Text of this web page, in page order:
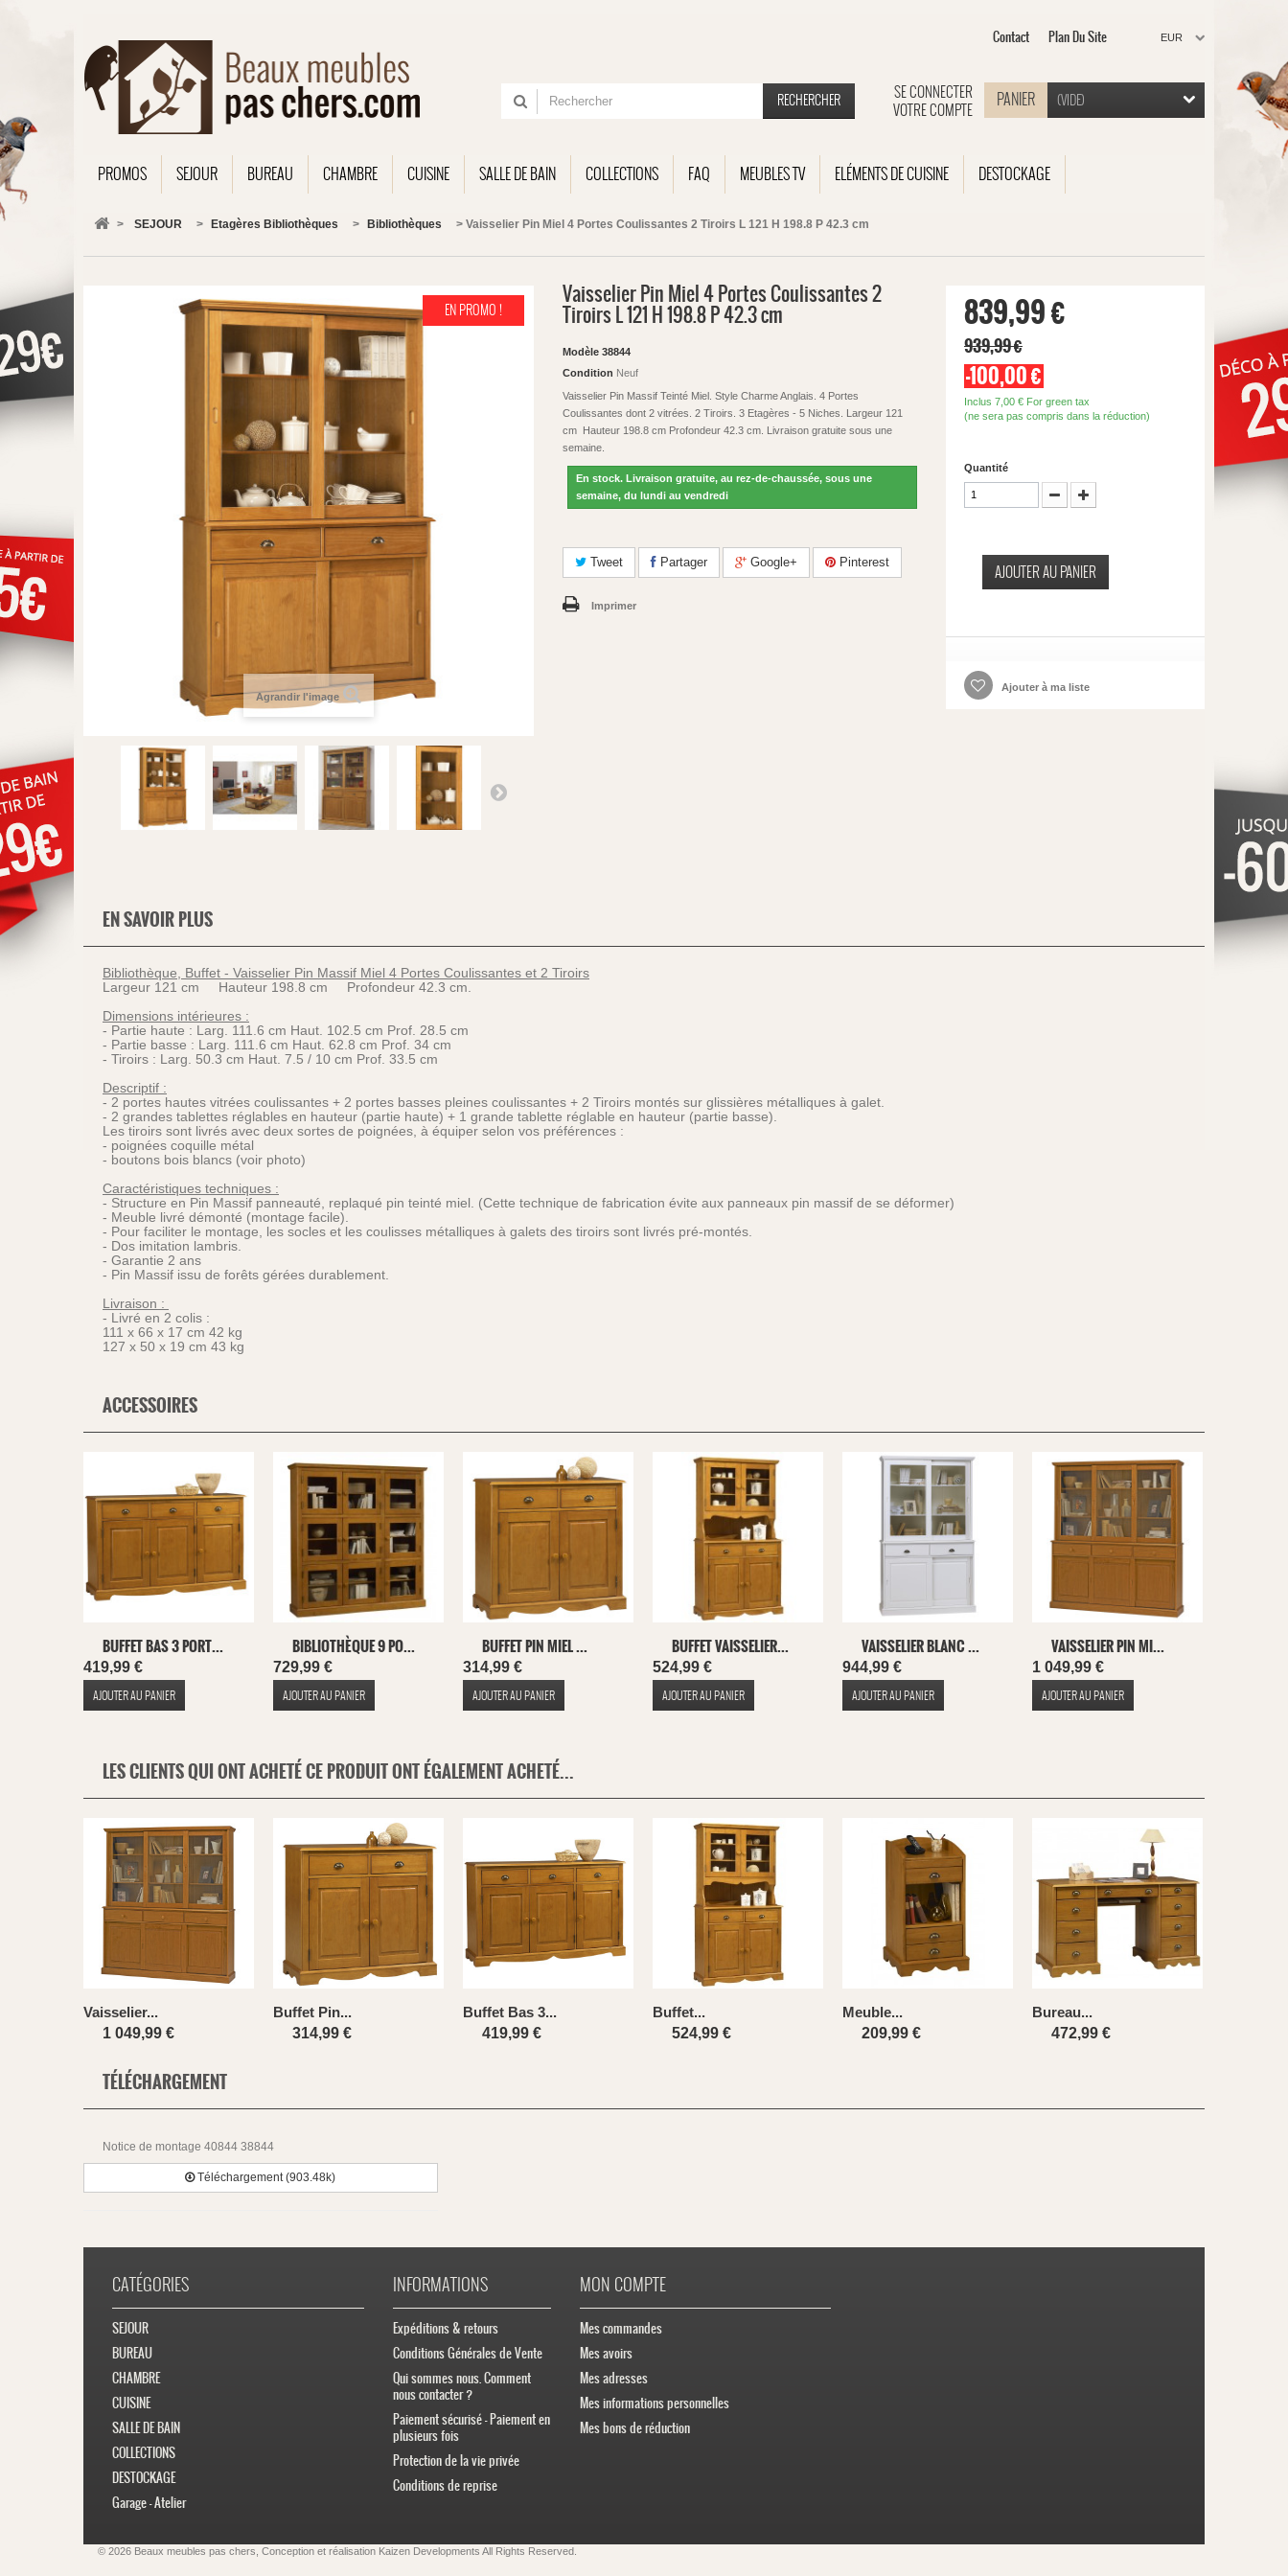
EUR
Contact Plan Du Site
PANIER (VIDE)
SE CONNECTER
VOTRE COMPTE
RECHERCHER
PROMOS SEJOUR BUREAU CHAMBRE CUISINE SALLE DE BAIN COLLECTIONS FAQ MEUBLES TV ELÉMENTS DE CUISINE DESTOCKAGE
> SEJOUR > Etagères Bibliothèques > Bibliothèques > Vaisselier Pin Miel 4 Portes Coulissantes 2 Tiroirs L 121 H 198.8 P 42.3 cm
EN PROMO !
Agrandir l'image
Vaisselier Pin Miel 4 Portes Coulissantes 2
Tiroirs L 121 H 198.8 P 42.3 cm
Modèle 38844
Condition Neuf
Vaisselier Pin Massif Teinté Miel. Style Charme Anglais. 4 Portes
Coulissantes dont 2 vitrées. 2 Tiroirs. 3 Etagères - 5 Niches. Largeur 121
cm Hauteur 198.8 cm Profondeur 42.3 cm. Livraison gratuite sous une
semaine.
En stock. Livraison gratuite, au rez-de-chaussée, sous une
semaine, du lundi au vendredi
Tweet Partager Google+ Pinterest
Imprimer
839,99 €
939,99 €
-100,00 €
Inclus 7,00 €For green tax
(ne sera pas compris dans la réduction)
Quantité
AJOUTER AU PANIER
Ajouter à ma liste
EN SAVOIR PLUS
Bibliothèque, Buffet - Vaisselier Pin Massif Miel 4 Portes Coulissantes et 2 Tiroirs
Largeur 121 cm Hauteur 198.8 cm Profondeur 42.3 cm.
Dimensions intérieures :
- Partie haute : Larg. 111.6 cm Haut. 102.5 cm Prof. 28.5 cm
- Partie basse : Larg. 111.6 cm Haut. 62.8 cm Prof. 34 cm
- Tiroirs : Larg. 50.3 cm Haut. 7.5 / 10 cm Prof. 33.5 cm
Descriptif :
- 2 portes hautes vitrées coulissantes + 2 portes basses pleines coulissantes + 2 Tiroirs montés sur glissières métalliques à galet.
- 2 grandes tablettes réglables en hauteur (partie haute) + 1 grande tablette réglable en hauteur (partie basse).
Les tiroirs sont livrés avec deux sortes de poignées, à équiper selon vos préférences :
- poignées coquille métal
- boutons bois blancs (voir photo)
Caractéristiques techniques :
- Structure en Pin Massif panneauté, replaqué pin teinté miel. (Cette technique de fabrication évite aux panneaux pin massif de se déformer)
- Meuble livré démonté (montage facile).
- Pour faciliter le montage, les socles et les coulisses métalliques à galets des tiroirs sont livrés pré-montés.
- Dos imitation lambris.
- Garantie 2 ans
- Pin Massif issu de forêts gérées durablement.
Livraison :
- Livré en 2 colis :
111 x 66 x 17 cm 42 kg
127 x 50 x 19 cm 43 kg
ACCESSOIRES
BUFFET BAS 3 PORT...
419,99 €
AJOUTER AU PANIER
BIBLIOTHÈQUE 9 PO...
729,99 €
AJOUTER AU PANIER
BUFFET PIN MIEL ...
314,99 €
AJOUTER AU PANIER
BUFFET VAISSELIER...
524,99 €
AJOUTER AU PANIER
VAISSELIER BLANC ...
944,99 €
AJOUTER AU PANIER
VAISSELIER PIN MI...
1 049,99 €
AJOUTER AU PANIER
LES CLIENTS QUI ONT ACHETÉ CE PRODUIT ONT ÉGALEMENT ACHETÉ...
Vaisselier...
1 049,99 €
Buffet Pin...
314,99 €
Buffet Bas 3...
419,99 €
Buffet...
524,99 €
Meuble...
209,99 €
Bureau...
472,99 €
TÉLÉCHARGEMENT
Notice de montage 40844 38844
Téléchargement (903.48k)
CATÉGORIES
SEJOUR
BUREAU
CHAMBRE
CUISINE
SALLE DE BAIN
COLLECTIONS
DESTOCKAGE
Garage - Atelier
INFORMATIONS
Expéditions & retours
Conditions Générales de Vente
Qui sommes nous. Comment
nous contacter ?
Paiement sécurisé - Paiement en
plusieurs fois
Protection de la vie privée
Conditions de reprise
MON COMPTE
Mes commandes
Mes avoirs
Mes adresses
Mes informations personnelles
Mes bons de réduction
© 2026 Beaux meubles pas chers, Conception et réalisation Kaizen Developments All Rights Reserved.